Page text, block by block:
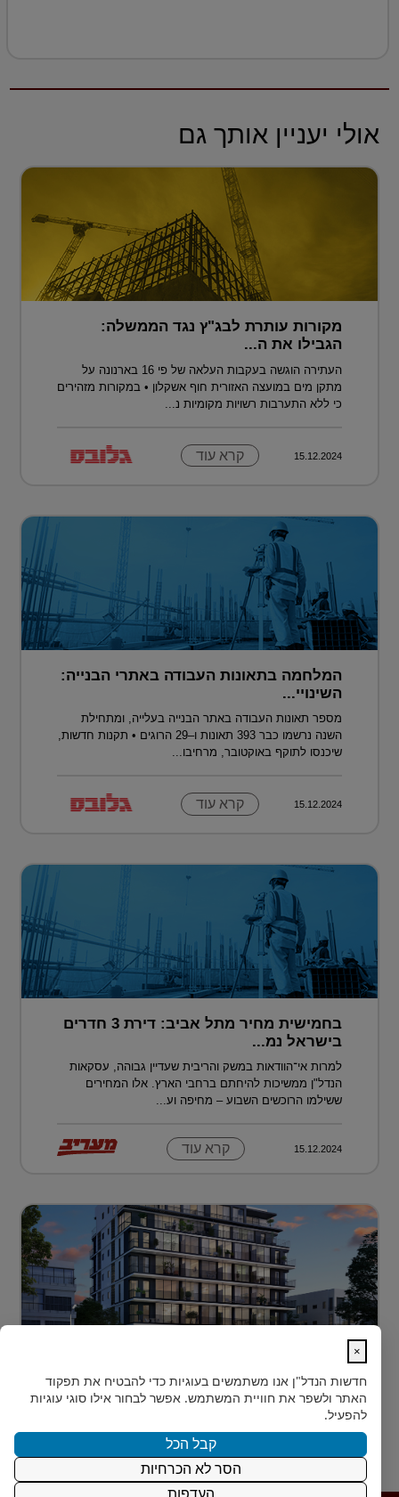
אולי יעניין אותך גם
מקורות עותרת לבג"ץ נגד הממשלה:
הגבילו את ה...
העתירה הוגשה בעקבות העלאה של פי 16 בארנונה על
מתקן מים במועצה האזורית חוף אשקלון • במקורות מזהירים
כי ללא התערבות רשויות מקומיות נ...
15.12.2024 קרא עוד
המלחמה בתאונות העבודה באתרי הבנייה:
השינויי...
מספר תאונות העבודה באתר הבנייה בעלייה, ומתחילת
השנה נרשמו כבר 393 תאונות ו–29 הרוגים • תקנות חדשות,
שיכנסו לתוקף באוקטובר, מרחיבו...
15.12.2024 קרא עוד
בחמישית מחיר מתל אביב: דירת 3 חדרים
בישראל נמ...
למרות אי־הוודאות במשק והריבית שעדיין גבוהה, עסקאות
הנדל"ן ממשיכות להיחתם ברחבי הארץ. אלו המחירים
ששילמו הרוכשים השבוע – מחיפה וע...
15.12.2024 קרא עוד
בלב הצפון-הישן של תל אביב, במרחק דקות הליכה ספורות
מהלוקיישנים האייקוניים ביותר בעיר, מציעה Rozio
SELECTED - מותג הי?...
15.12.2024 קרא עוד
×
חדשות הנדל"ן אנו משתמשים בעוגיות כדי להבטיח את תפקוד
האתר ולשפר את חוויית המשתמש. אפשר לבחור אילו סוגי עוגיות
להפעיל.
קבל הכל
הסר לא הכרחיות
העדפות